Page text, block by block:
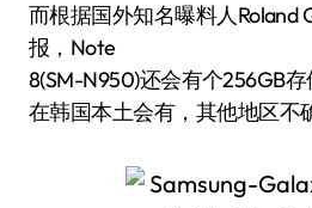
而根据国外知名曝料人Roland
报，Note
8(SM-N950)还会有个256GB
在韩国本土会有，其他地区不